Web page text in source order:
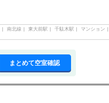
南北線 東大前駅 千駄木駅
マンション
まとめて空室確認